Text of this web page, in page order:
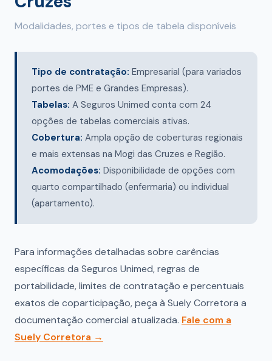
Modalidades, portes e tipos de tabela disponíveis
Tipo de contratação: Empresarial (para variados
portes de PME e Grandes Empresas).
Tabelas: A Seguros Unimed conta com 24
opções de tabelas comerciais ativas.
Cobertura: Ampla opção de coberturas regionais
e mais extensas na Mogi das Cruzes e Região.
Acomodações: Disponibilidade de opções com
quarto compartilhado (enfermaria) ou individual
(apartamento).
Para informações detalhadas sobre carências
específicas da Seguros Unimed, regras de
portabilidade, limites de contratação e percentuais
exatos de coparticipação, peça à Suely Corretora a
documentação comercial atualizada. Fale com a
Suely Corretora →